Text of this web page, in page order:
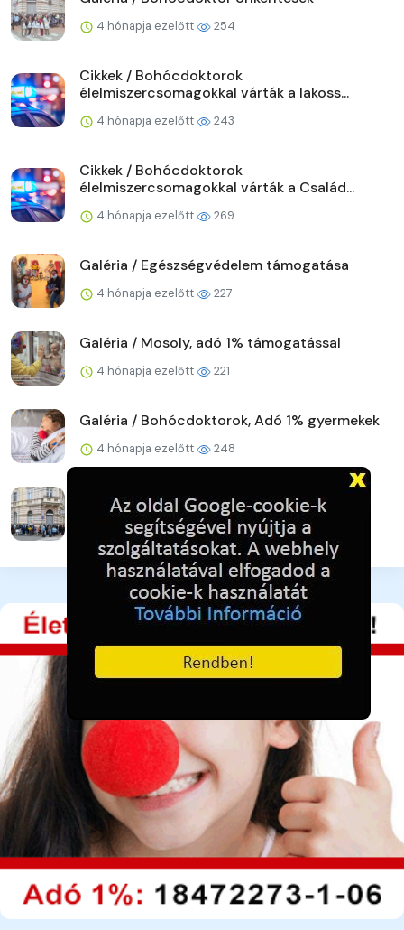
4 hónapja ezelőtt 254
Cikkek / Bohócdoktorok
élelmiszercsomagokkal várták a lakoss...
4 hónapja ezelőtt 243
Cikkek / Bohócdoktorok
élelmiszercsomagokkal várták a Család...
4 hónapja ezelőtt 269
Galéria / Egészségvédelem támogatása
4 hónapja ezelőtt 227
Galéria / Mosoly, adó 1% támogatással
4 hónapja ezelőtt 221
Galéria / Bohócdoktorok, Adó 1% gyermekek
4 hónapja ezelőtt 248
Galéria / Adományra várva - pillanatkép
4 hónapja ezelőtt 235